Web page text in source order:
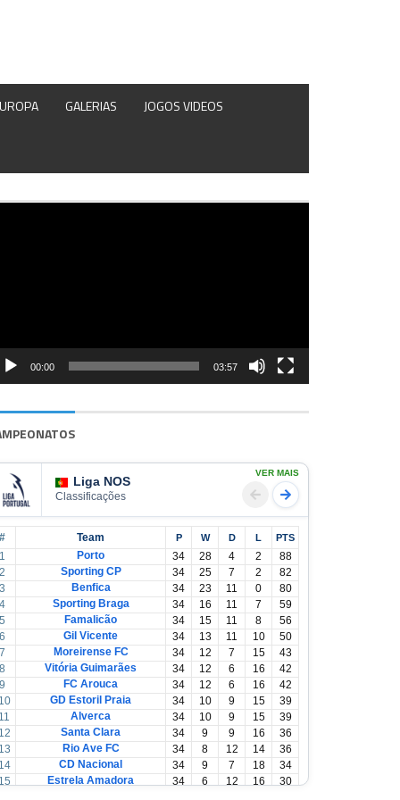
GALERIAS JOGOS VIDEOS
00:00 03:57
Liga NOS
Classificações
VER MAIS
# Team P W D L PTS
1 Porto 34 28 4 2
88
2
Sporting CP 34 25 7 2
82
3
Benfica 34 23 11 0
80
4
Sporting Braga 34 16 11 7
59
5
Famalicão 34 15 11 8
56
6
Gil Vicente 34 13 11 10
50
7
Moreirense FC 34 12 7 15
43
8
Vitória Guimarães 34 12 6 16
42
9
FC Arouca 34 12 6 16
42
10
GD Estoril Praia 34 10 9 15
39
11
Alverca 34 10 9 15
39
12
Santa Clara 34 9 9 16
36
13
Rio Ave FC 34 8 12 14
36
14
CD Nacional 34 9 7 18
34
15
Estrela Amadora 34 6 12 16
30